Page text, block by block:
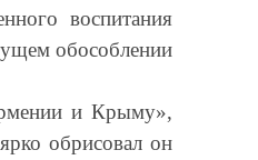
воспитания
обособлении
и Крыму»,
обрисовал он